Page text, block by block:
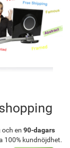
en 90-dagars
100% kundnöjdhet.